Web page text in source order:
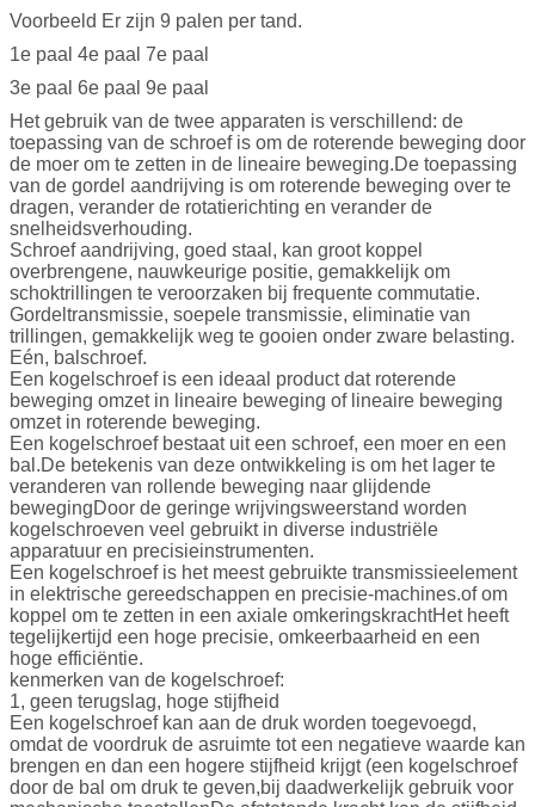
Voorbeeld Er zijn 9 palen per tand.
1e paal 4e paal 7e paal
3e paal 6e paal 9e paal
Het gebruik van de twee apparaten is verschillend: de
toepassing van de schroef is om de roterende beweging door
de moer om te zetten in de lineaire beweging.De toepassing
van de gordel aandrijving is om roterende beweging over te
dragen, verander de rotatierichting en verander de
snelheidsverhouding.
Schroef aandrijving, goed staal, kan groot koppel
overbrengene, nauwkeurige positie, gemakkelijk om
schoktrillingen te veroorzaken bij frequente commutatie.
Gordeltransmissie, soepele transmissie, eliminatie van
trillingen, gemakkelijk weg te gooien onder zware belasting.
Eén, balschroef.
Een kogelschroef is een ideaal product dat roterende
beweging omzet in lineaire beweging of lineaire beweging
omzet in roterende beweging.
Een kogelschroef bestaat uit een schroef, een moer en een
bal.De betekenis van deze ontwikkeling is om het lager te
veranderen van rollende beweging naar glijdende
bewegingDoor de geringe wrijvingsweerstand worden
kogelschroeven veel gebruikt in diverse industriële
apparatuur en precisieinstrumenten.
Een kogelschroef is het meest gebruikte transmissieelement
in elektrische gereedschappen en precisie-machines.of om
koppel om te zetten in een axiale omkeringskrachtHet heeft
tegelijkertijd een hoge precisie, omkeerbaarheid en een
hoge efficiëntie.
kenmerken van de kogelschroef:
1, geen terugslag, hoge stijfheid
Een kogelschroef kan aan de druk worden toegevoegd,
omdat de voordruk de asruimte tot een negatieve waarde kan
brengen en dan een hogere stijfheid krijgt (een kogelschroef
door de bal om druk te geven,bij daadwerkelijk gebruik voor